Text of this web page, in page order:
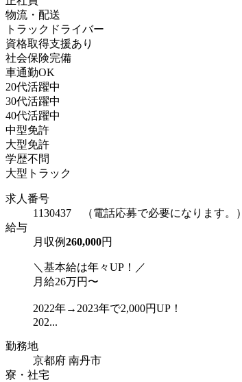
物流・配送
トラックドライバー
資格取得支援あり
社会保険完備
車通勤OK
20代活躍中
30代活躍中
40代活躍中
中型免許
大型免許
学歴不問
大型トラック
求人番号
1130437 （電話応募で必要になります。）
給与
月収例260,000円
＼基本給は年々UP！／
月給26万円〜
2022年→2023年で2,000円UP！
202...
勤務地
京都府 南丹市
寮・社宅